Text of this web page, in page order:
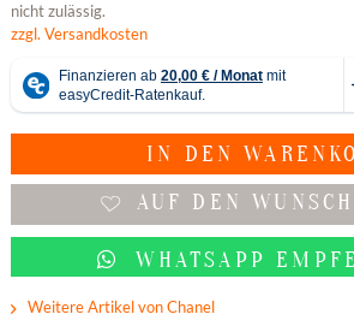
nicht zulässig.
zzgl. Versandkosten
IN DEN
AUF DEN
WHATSAPP
Weitere Artikel von Chanel